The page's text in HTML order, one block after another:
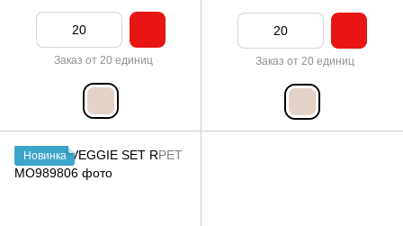
Заказ от 20 единиц Заказ от 20 единиц
Новинка